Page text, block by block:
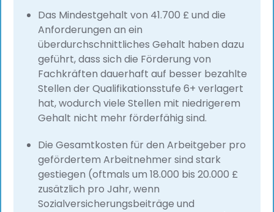
Das Mindestgehalt von 41.700 £ und die
Anforderungen an ein
überdurchschnittliches Gehalt haben dazu
geführt, dass sich die Förderung von
Fachkräften dauerhaft auf besser bezahlte
Stellen der Qualifikationsstufe 6+ verlagert
hat, wodurch viele Stellen mit niedrigerem
Gehalt nicht mehr förderfähig sind.
Die Gesamtkosten für den Arbeitgeber pro
gefördertem Arbeitnehmer sind stark
gestiegen (oftmals um 18.000 bis 20.000 £
zusätzlich pro Jahr, wenn
Sozialversicherungsbeiträge und